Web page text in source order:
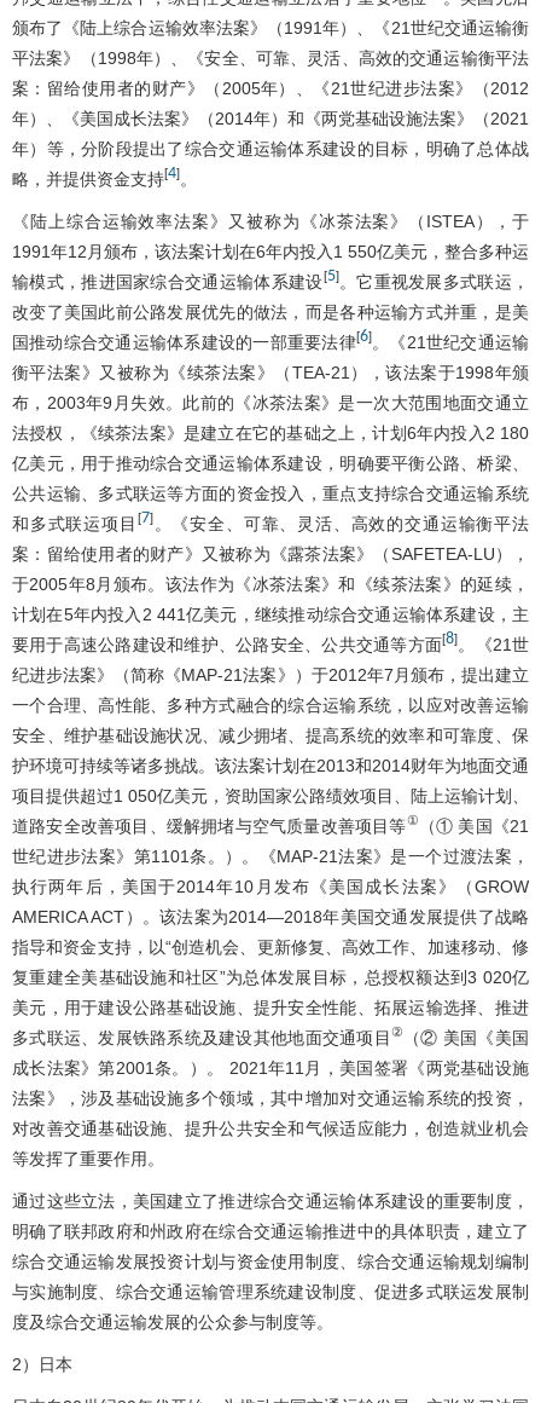
颁布了《陆上综合运输效率法案》（1991年）、《21世纪交通运输衡
平法案》（1998年）、《安全、可靠、灵活、高效的交通运输衡平法
案：留给使用者的财产》（2005年）、《21世纪进步法案》（2012
年）、《美国成长法案》（2014年）和《两党基础设施法案》（2021
年）等，分阶段提出了综合交通运输体系建设的目标，明确了总体战
略，并提供资金支持[4] 。
《陆上综合运输效率法案》又被称为《冰茶法案》（ISTEA），于
1991年12月颁布，该法案计划在6年内投入1 550亿美元，整合多种运
输模式，推进国家综合交通运输体系建设[5]。它重视发展多式联运，
改变了美国此前公路发展优先的做法，而是各种运输方式并重，是美
国推动综合交通运输体系建设的一部重要法律[6]。《21世纪交通运输
衡平法案》又被称为《续茶法案》（TEA-21），该法案于1998年颁
布，2003年9月失效。此前的《冰茶法案》是一次大范围地面交通立
法授权，《续茶法案》是建立在它的基础之上，计划6年内投入2 180
亿美元，用于推动综合交通运输体系建设，明确要平衡公路、桥梁、
公共运输、多式联运等方面的资金投入，重点支持综合交通运输系统
和多式联运项目 [7]。《安全、可靠、灵活、高效的交通运输衡平法
案：留给使用者的财产》又被称为《露茶法案》（SAFETEA-LU），
于2005年8月颁布。该法作为《冰茶法案》和《续茶法案》的延续，
计划在5年内投入2 441亿美元，继续推动综合交通运输体系建设，主
要用于高速公路建设和维护、公路安全、公共交通等方面[8] 。《21世
纪进步法案》（简称《MAP-21法案》）于2012年7月颁布，提出建立
一个合理、高性能、多种方式融合的综合运输系统，以应对改善运输
安全、维护基础设施状况、减少拥堵、提高系统的效率和可靠度、保
护环境可持续等诸多挑战。该法案计划在2013和2014财年为地面交通
项目提供超过1 050亿美元，资助国家公路绩效项目、陆上运输计划、
道路安全改善项目、缓解拥堵与空气质量改善项目等①
（① 美国《21
世纪进步法案》第1101条。）。《MAP-21法案》是一个过渡法案，
执行两年后，美国于2014年10月发布《美国成长法案》（GROW
AMERICA ACT）。该法案为2014—2018年美国交通发展提供了战略
指导和资金支持，以“创造机会、更新修复、高效工作、加速移动、修
复重建全美基础设施和社区”为总体发展目标，总授权额达到3 020亿
美元，用于建设公路基础设施、提升安全性能、拓展运输选择、推进
多式联运、发展铁路系统及建设其他地面交通项目 ②
（② 美国《美国
成长法案》第2001条。）。 2021年11月，美国签署《两党基础设施
法案》，涉及基础设施多个领域，其中增加对交通运输系统的投资，
对改善交通基础设施、提升公共安全和气候适应能力，创造就业机会
等发挥了重要作用。
通过这些立法，美国建立了推进综合交通运输体系建设的重要制度，
明确了联邦政府和州政府在综合交通运输推进中的具体职责，建立了
综合交通运输发展投资计划与资金使用制度、综合交通运输规划编制
与实施制度、综合交通运输管理系统建设制度、促进多式联运发展制
度及综合交通运输发展的公众参与制度等。
2）日本